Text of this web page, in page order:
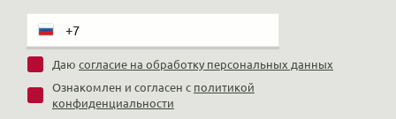
Даю согласие на обработку персональных данных
Ознакомлен и согласен с политикой
конфиденциальности